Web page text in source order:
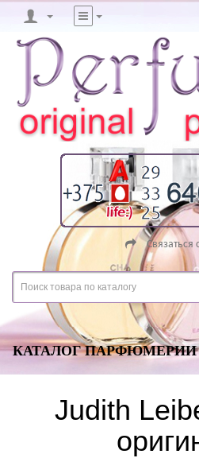
Связаться
КАТАЛОГ ПАРФЮМЕРИИ
Judith